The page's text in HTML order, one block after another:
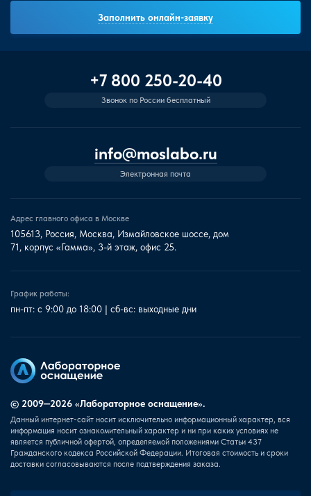
Заполнить онлайн-заявку
+7 800 250-20-40
Звонок по России бесплатный
info@moslabo.ru
Электронная почта
Адрес главного офиса в Москве
105613, Россия, Москва, Измайловское шоссе, дом
71, корпус «Гамма», 3-й этаж, офис 25.
График работы:
пн-пт: с 9:00 до 18:00 | сб-вс: выходные дни
© 2009—2026 «Лабораторное оснащение».
Данный интернет-сайт носит исключительно информационный характер, вся
информация носит ознакомительный характер и ни при каких условиях не
является публичной офертой, определяемой положениями Статьи 437
Гражданского кодекса Российской Федерации. Итоговая стоимость и сроки
доставки согласовываются после подтверждения заказа.